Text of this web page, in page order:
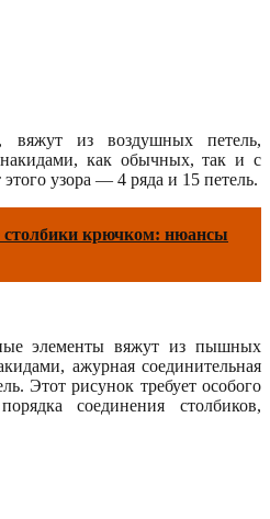
вяжут из воздушных петель,
как обычных, так и с
узора — 4 ряда и 15 петель.
крючком: нюансы
элементы вяжут из пышных
ажурная соединительная
Этот рисунок требует особого
соединения столбиков,